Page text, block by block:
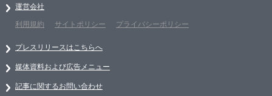
運営会社
利用規約
サイトポリシー プライバシーポリシー
プレスリリースはこちらへ
媒体資料および広告メニュー
記事に関するお問い合わせ